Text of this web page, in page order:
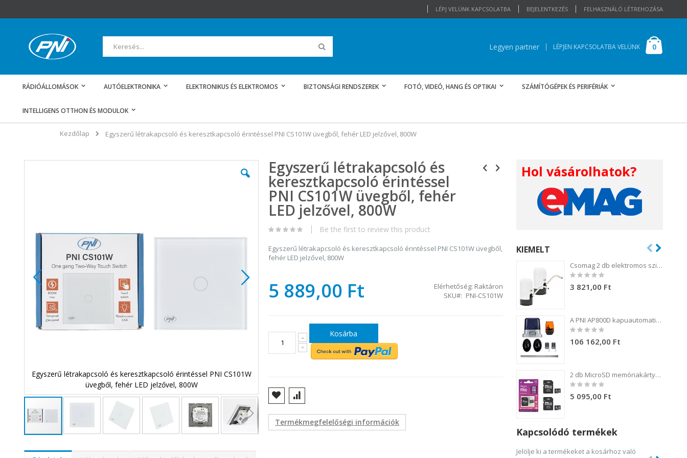
a
LÉPJ VELÜNK KAPCSOLATBA BEJELENTKEZÉS FELHASZNÁLÓ LÉTREHOZÁSA
0elemek
Legyen partner LÉPJEN KAPCSOLATBA VELÜNK
RÁDIÓÁLLOMÁSOK AUTÓELEKTRONIKA ELEKTRONIKUS ÉS ELEKTROMOS BIZTONSÁGI RENDSZEREK FOTÓ, VIDEÓ, HANG ÉS OPTIKAI SZÁMÍTÓGÉPEK ÉS PERIFÉRIÁK
INTELLIGENS OTTHON ÉS MODULOK
Kezdőlap Egyszerű létrakapcsoló és keresztkapcsoló érintéssel PNI CS101W üvegből, fehér LED jelzővel, 800W
Egyszerű létrakapcsoló és keresztkapcsoló érintéssel PNI CS101W
üvegből, fehér LED jelzővel, 800W
a
Egyszerű létrakapcsoló és
keresztkapcsoló érintéssel
PNI CS101W üvegből, fehér
LED jelzővel, 800W
Be the first to review this product
Egyszerű létrakapcsoló és keresztkapcsoló érintéssel PNI CS101W üvegből,
fehér LED jelzővel, 800W
5 889,00 Ft Elérhetőség: Raktáron
SKU
PNI-CS101W
Kosárba
Termékmegfelelőségi információk
Hol vásárolhatok?
KIEMELT
Csomag 2 db elektromos szivattyú PNI WD100 palackhoz töltés USB-C-n keresztül, 800 mAh akkumulátor, teljesítmény 4W
Rating:
0%
3 821,00 Ft
A PNI AP800D kapuautomatizálási készlet 4 m-es fém fogaskerék-motort, fotocellákat, távirányítót, lámpát, 230 V-os 1100 N és 800 kg-os tolókaput tartalmaz.
Rating:
0%
106 162,00 Ft
2 db MicroSD memóriakártya csomag, PNI 32GB Class 10, 80 Mb/s, V30, SD adapterekkel
Rating:
0%
5 095,00 Ft
Kapcsolódó termékek
Jelölje ki a termékeket a kosárhoz való